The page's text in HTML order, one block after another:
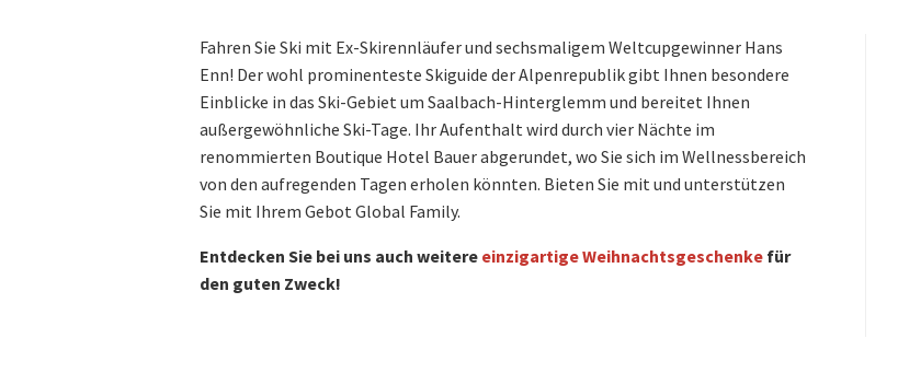
Fahren Sie Ski mit Ex-Skirennläufer und sechsmaligem Weltcupgewinner Hans
Enn! Der wohl prominenteste Skiguide der Alpenrepublik gibt Ihnen besondere
Einblicke in das Ski-Gebiet um Saalbach-Hinterglemm und bereitet Ihnen
außergewöhnliche Ski-Tage. Ihr Aufenthalt wird durch vier Nächte im
renommierten Boutique Hotel Bauer abgerundet, wo Sie sich im Wellnessbereich
von den aufregenden Tagen erholen könnten. Bieten Sie mit und unterstützen
Sie mit Ihrem Gebot Global Family.
Entdecken Sie bei uns auch weitere einzigartige Weihnachtsgeschenke für
den guten Zweck!